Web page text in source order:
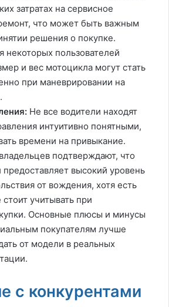
затратах на сервисное
что может быть важным
решения о покупке.
некоторых пользователей
и вес мотоцикла могут стать
при маневрировании на
Не все водители находят
интуитивно понятными,
времени на привыкание.
подтверждают, что
высокий уровень
от вождения, хотя есть
учитывать при
Основные плюсы и минусы
покупателям лучше
от модели в реальных
с конкурентами